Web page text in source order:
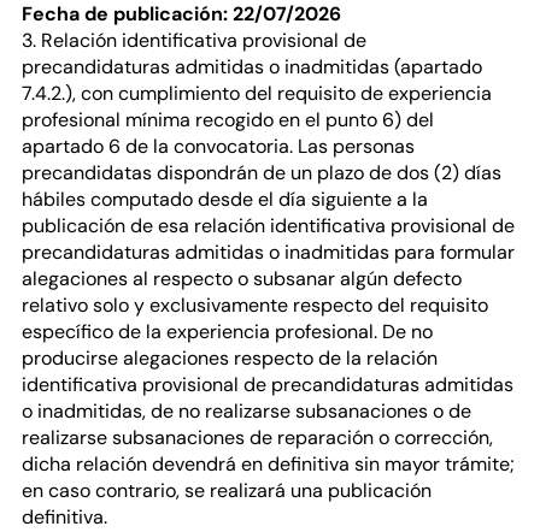
Fecha de publicación: 22/07/2026
3. Relación identificativa provisional de
precandidaturas admitidas o inadmitidas (apartado
7.4.2.), con cumplimiento del requisito de experiencia
profesional mínima recogido en el punto 6) del
apartado 6 de la convocatoria. Las personas
precandidatas dispondrán de un plazo de dos (2) días
hábiles computado desde el día siguiente a la
publicación de esa relación identificativa provisional de
precandidaturas admitidas o inadmitidas para formular
alegaciones al respecto o subsanar algún defecto
relativo solo y exclusivamente respecto del requisito
específico de la experiencia profesional. De no
producirse alegaciones respecto de la relación
identificativa provisional de precandidaturas admitidas
o inadmitidas, de no realizarse subsanaciones o de
realizarse subsanaciones de reparación o corrección,
dicha relación devendrá en definitiva sin mayor trámite;
en caso contrario, se realizará una publicación
definitiva.